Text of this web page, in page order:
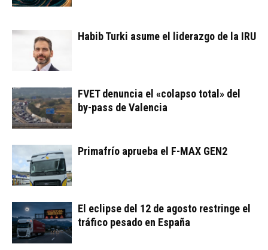
Habib Turki asume el liderazgo de la IRU
FVET denuncia el «colapso total» del
by-pass de Valencia
Primafrío aprueba el F-MAX GEN2
El eclipse del 12 de agosto restringe el
tráfico pesado en España